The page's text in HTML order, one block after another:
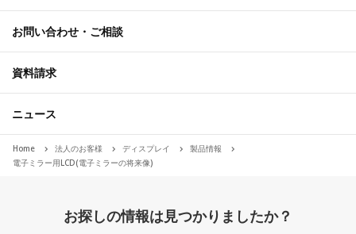
お問い合わせ・ご相談
資料請求
ニュース
Home 法人のお客様 ディスプレイ
製品情報
電子ミラー用LCD(電子ミラーの将来像)
お探しの情報は見つかりましたか？